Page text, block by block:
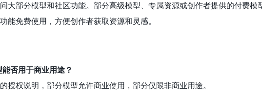
大部分模型和社区功能。部分高级模型、专属资源或创作者提供的付费模
能免费使用，方便创作者获取资源和灵感。
否用于商业用途？
授权说明，部分模型允许商业使用，部分仅限非商业用途。